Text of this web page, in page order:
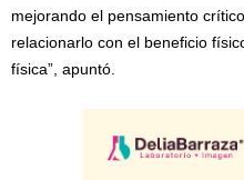
mejorando el pensamiento
relacionarlo con el beneficio
física”, apuntó.